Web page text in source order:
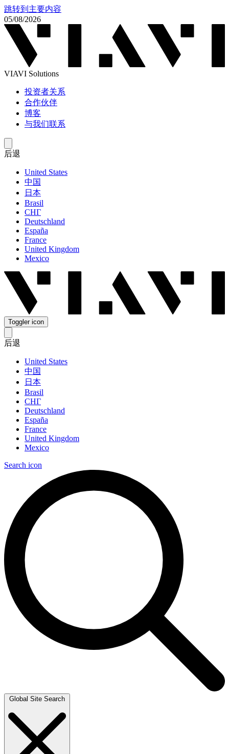
跳转到主要内容
05/08/2026
VIAVI Solutions
投资者关系
合作伙伴
博客
与我们联系
后退
United States
中国
日本
Brasil
СНГ
Deutschland
España
France
United Kingdom
Mexico
Toggler icon
后退
United States
中国
日本
Brasil
СНГ
Deutschland
España
France
United Kingdom
Mexico
Search icon
Global Site Search